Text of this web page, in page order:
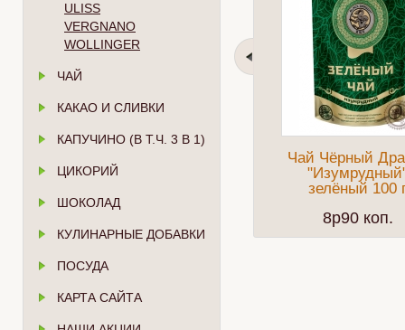
ULISS
VERGNANO
WOLLINGER
ЧАЙ
КАКАО И СЛИВКИ
КАПУЧИНО (В Т.Ч. 3 В 1)
ЦИКОРИЙ
ШОКОЛАД
КУЛИНАРНЫЕ ДОБАВКИ
ПОСУДА
КАРТА САЙТА
Чай Чёрный
зелёный 100
8p90 коп.